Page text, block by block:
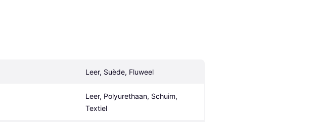
Leer, Suède, Fluweel
Leer, Polyurethaan, Schuim,
Textiel